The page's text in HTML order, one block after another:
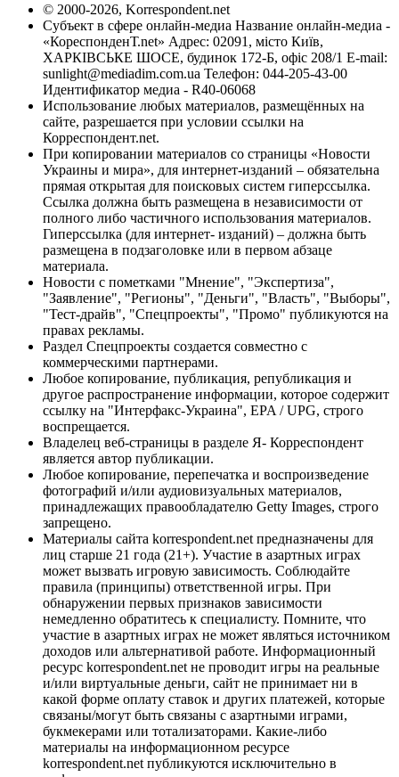
© 2000-2026, Korrespondent.net
Субъект в сфере онлайн-медиа Название онлайн-медиа -
«КореспонденТ.net» Адрес: 02091, місто Київ,
ХАРКІВСЬКЕ ШОСЕ, будинок 172-Б, офіс 208/1 E-mail:
sunlight@mediadim.com.ua Телефон: 044-205-43-00
Идентификатор медиа - R40-06068
Использование любых материалов, размещённых на
сайте, разрешается при условии ссылки на
Корреспондент.net.
При копировании материалов со страницы «Новости
Украины и мира», для интернет-изданий – обязательна
прямая открытая для поисковых систем гиперссылка.
Ссылка должна быть размещена в независимости от
полного либо частичного использования материалов.
Гиперссылка (для интернет- изданий) – должна быть
размещена в подзаголовке или в первом абзаце
материала.
Новости с пометками "Мнение", "Экспертиза",
"Заявление", "Регионы", "Деньги", "Власть", "Выборы",
"Тест-драйв", "Спецпроекты", "Промо" публикуются на
правах рекламы.
Раздел Спецпроекты создается совместно с
коммерческими партнерами.
Любое копирование, публикация, републикация и
другое распространение информации, которое содержит
ссылку на "Интерфакс-Украина", EPA / UPG, строго
воспрещается.
Владелец веб-страницы в разделе Я- Корреспондент
является автор публикации.
Любое копирование, перепечатка и воспроизведение
фотографий и/или аудиовизуальных материалов,
принадлежащих правообладателю Getty Images, строго
запрещено.
Материалы сайта korrespondent.net предназначены для
лиц старше 21 года (21+). Участие в азартных играх
может вызвать игровую зависимость. Соблюдайте
правила (принципы) ответственной игры. При
обнаружении первых признаков зависимости
немедленно обратитесь к специалисту. Помните, что
участие в азартных играх не может являться источником
доходов или альтернативой работе. Информационный
ресурс korrespondent.net не проводит игры на реальные
и/или виртуальные деньги, сайт не принимает ни в
какой форме оплату ставок и других платежей, которые
связаны/могут быть связаны с азартными играми,
букмекерами или тотализаторами. Какие-либо
материалы на информационном ресурсе
korrespondent.net публикуются исключительно в